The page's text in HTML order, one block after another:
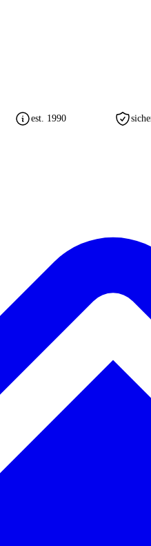
est. 1990